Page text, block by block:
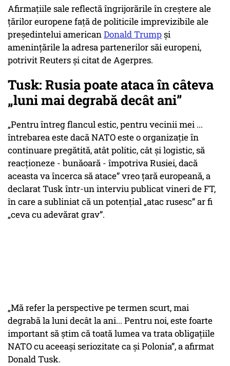
Afirmaţiile sale reflectă îngrijorările în creştere ale
ţărilor europene faţă de politicile imprevizibile ale
preşedintelui americanDonald Trumpşi
ameninţările la adresa partenerilor săi europeni,
potrivit Reuters și citat de Agerpres.
Tusk: Rusia poate ataca în câteva
„luni mai degrabă decât ani”
„Pentru întreg flancul estic, pentru vecinii mei ...
întrebarea este dacă NATO este o organizaţie în
continuare pregătită, atât politic, cât şi logistic, să
reacţioneze - bunăoară - împotriva Rusiei, dacă
aceasta va încerca să atace” vreo ţară europeană, a
declarat Tusk într-un interviu publicat vineri de FT,
în care a subliniat că un potenţial „atac rusesc” ar fi
„ceva cu adevărat grav”.
„Mă refer la perspective pe termen scurt, mai
degrabă la luni decât la ani... Pentru noi, este foarte
important să ştim că toată lumea va trata obligaţiile
NATO cu aceeaşi seriozitate ca şi Polonia”, a afirmat
Donald Tusk.